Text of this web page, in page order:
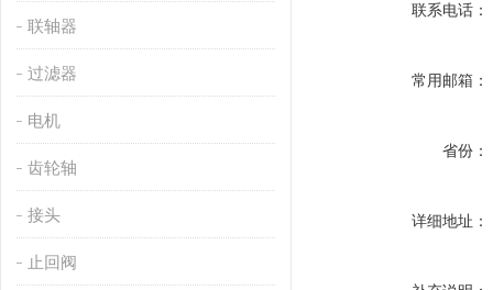
联轴器
过滤器
电机
齿轮轴
接头
止回阀
联系电话：
常用邮箱：
省份：
详细地址：